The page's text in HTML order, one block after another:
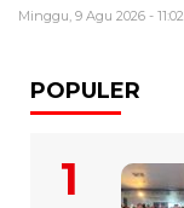
Minggu, 9 Agu 2026 - 11:02
POPULER